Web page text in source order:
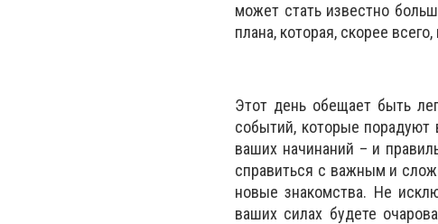
может стать известно
плана, которая, скорее
Этот день обещает быть
событий, которые порадуют
ваших начинаний – и
справиться с важным и
новые знакомства. Не
ваших силах будете